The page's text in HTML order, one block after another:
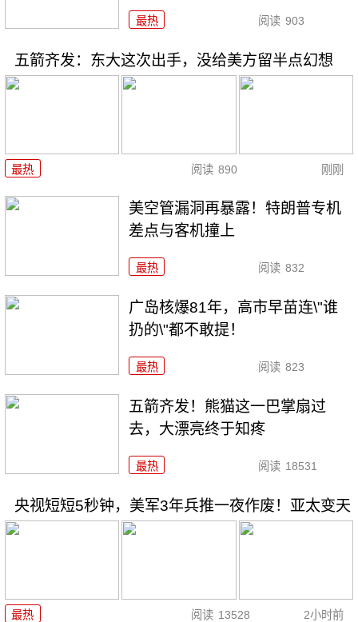
最热 阅读 903
五箭齐发：东大这次出手，没给美方留半点幻想
最热 阅读 890 刚刚
美空管漏洞再暴露！特朗普专机
差点与客机撞上
最热 阅读 832
广岛核爆81年，高市早苗连\"谁
扔的\"都不敢提！
最热 阅读 823
五箭齐发！熊猫这一巴掌扇过
去，大漂亮终于知疼
最热 阅读 18531
央视短短5秒钟，美军3年兵推一夜作废！亚太变天
最热 阅读 13528 2小时前